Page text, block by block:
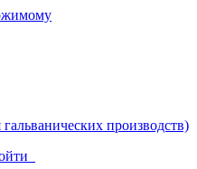
производств)